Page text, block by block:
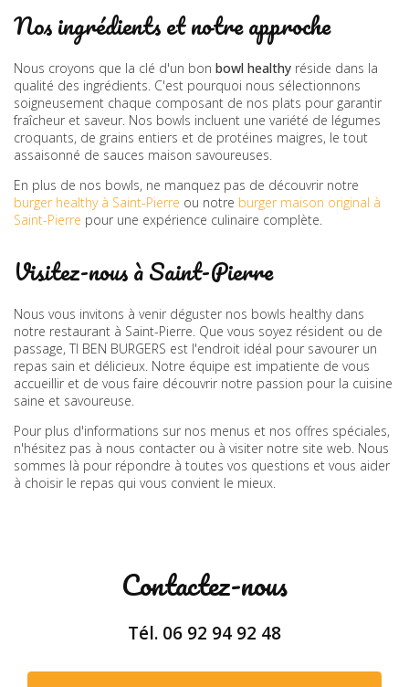
Nos ingrédients et notre approche
Nous croyons que la clé d'un bon bowl healthy réside dans la
qualité des ingrédients. C'est pourquoi nous sélectionnons
soigneusement chaque composant de nos plats pour garantir
fraîcheur et saveur. Nos bowls incluent une variété de légumes
croquants, de grains entiers et de protéines maigres, le tout
assaisonné de sauces maison savoureuses.
En plus de nos bowls, ne manquez pas de découvrir notre
burger healthy à Saint-Pierre ou notre burger maison original à
Saint-Pierre pour une expérience culinaire complète.
Visitez-nous à Saint-Pierre
Nous vous invitons à venir déguster nos bowls healthy dans
notre restaurant à Saint-Pierre. Que vous soyez résident ou de
passage, TI BEN BURGERS est l'endroit idéal pour savourer un
repas sain et délicieux. Notre équipe est impatiente de vous
accueillir et de vous faire découvrir notre passion pour la cuisine
saine et savoureuse.
Pour plus d'informations sur nos menus et nos offres spéciales,
n'hésitez pas à nous contacter ou à visiter notre site web. Nous
sommes là pour répondre à toutes vos questions et vous aider
à choisir le repas qui vous convient le mieux.
Contactez-nous
Tél. 06 92 94 92 48